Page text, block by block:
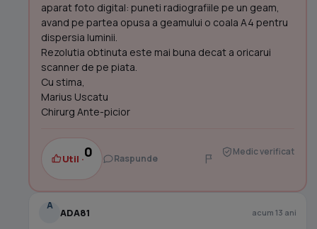
aparat foto digital: puneti radiografiile pe un geam,
avand pe partea opusa a geamului o coala A4 pentru
dispersia luminii.
Rezolutia obtinuta este mai buna decat a oricarui
scanner de pe piata.
Cu stima,
Marius Uscatu
Chirurg Ante-picior
Util ·0 Raspunde
Medic verificat
A
ADA81 acum 13 ani